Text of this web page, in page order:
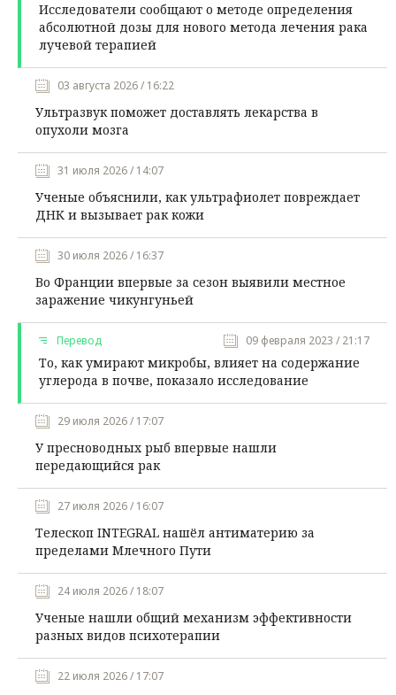
Исследователи сообщают о методе определения
абсолютной дозы для нового метода лечения рака
лучевой терапией
03 августа 2026 / 16:22
Ультразвук поможет доставлять лекарства в
опухоли мозга
31 июля 2026 / 14:07
Ученые объяснили, как ультрафиолет повреждает
ДНК и вызывает рак кожи
30 июля 2026 / 16:37
Во Франции впервые за сезон выявили местное
заражение чикунгуньей
Перевод 09 февраля 2023 / 21:17
То, как умирают микробы, влияет на содержание
углерода в почве, показало исследование
29 июля 2026 / 17:07
У пресноводных рыб впервые нашли
передающийся рак
27 июля 2026 / 16:07
Телескоп INTEGRAL нашёл антиматерию за
пределами Млечного Пути
24 июля 2026 / 18:07
Ученые нашли общий механизм эффективности
разных видов психотерапии
22 июля 2026 / 17:07